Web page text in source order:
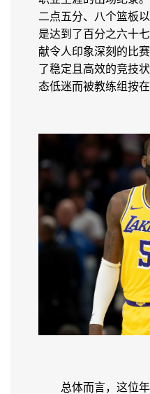
二点五分、八个篮板
是达到了百分之六十
献令人印象深刻的比
了稳定且高效的竞技
态低迷而被教练组按
总体而言，这位